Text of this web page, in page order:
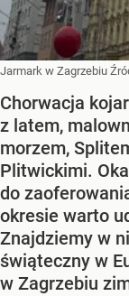
Jarmark w Zagrzebiu
Chorwacja
z latem,
morzem,
Plitwickimi.
do
okresie warto
Znajdziemy w
świąteczny w
w Zagrzebiu